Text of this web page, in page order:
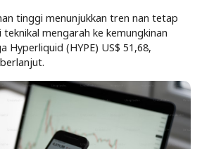
tinggi menunjukkan tren nan tetap
mengarah ke kemungkinan
Hyperliquid (HYPE) US$ 51,68,